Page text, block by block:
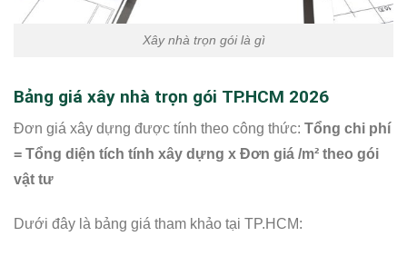
Xây nhà trọn gói là gì
Bảng giá xây nhà trọn gói TP.HCM 2026
Đơn giá xây dựng được tính theo công thức: Tổng chi phí
= Tổng diện tích tính xây dựng x Đơn giá /m² theo gói
vật tư
Dưới đây là bảng giá tham khảo tại TP.HCM: